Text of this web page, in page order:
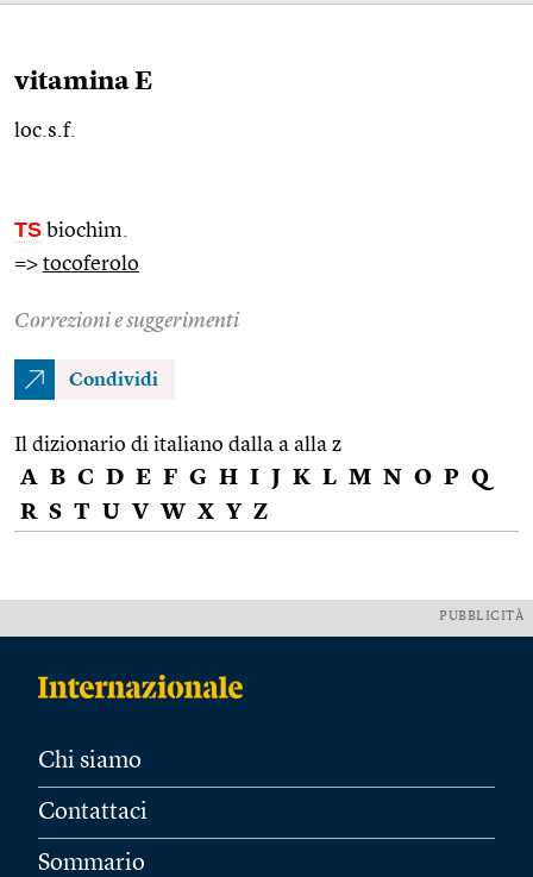
vitamina E
loc.s.f.
TS biochim.
=> tocoferolo
Correzioni e suggerimenti
Condividi
Il dizionario di italiano dalla a alla z
A B C D E F G H I J K L M N O P Q
R S T U V W X Y Z
PUBBLICITÀ
Chi siamo
Contattaci
Sommario